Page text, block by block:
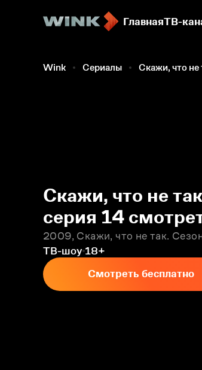
ГлавнаяТВ-
Wink Сериалы Скажи, что не
Скажи, что не
серия 14
2009, Скажи, что не так.
ТВ-шоу 18+
Смотреть бесплатно